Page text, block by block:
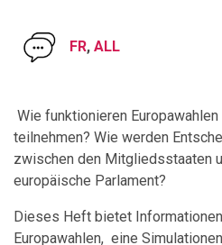
FR, ALL
Wie funktionieren
teilnehmen? Wie werden
zwischen den Mitgliedsstaaten
europäische Parlament?
Dieses Heft bietet
Europawahlen, eine